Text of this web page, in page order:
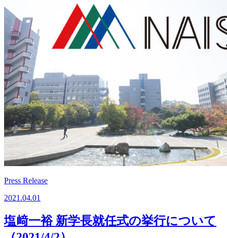
Press Release
2021.04.01
塩﨑一裕 新学長就任式の挙行について